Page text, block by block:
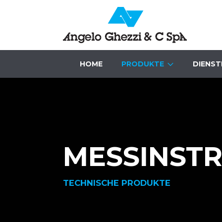
HOME PRODUKTE
TECHNISCHE PRODUKTE